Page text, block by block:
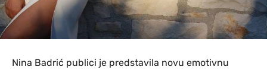
Nina Badrić publici je predstavila novu emotivnu